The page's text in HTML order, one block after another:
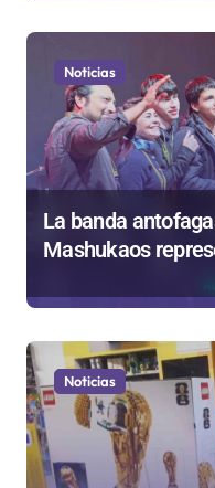
Noticias
La banda
Mashukaos
de Valparaíso
Noticias